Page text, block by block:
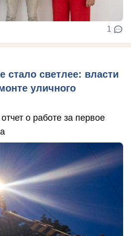
1
стало светлее: власти
уличного
о работе за первое